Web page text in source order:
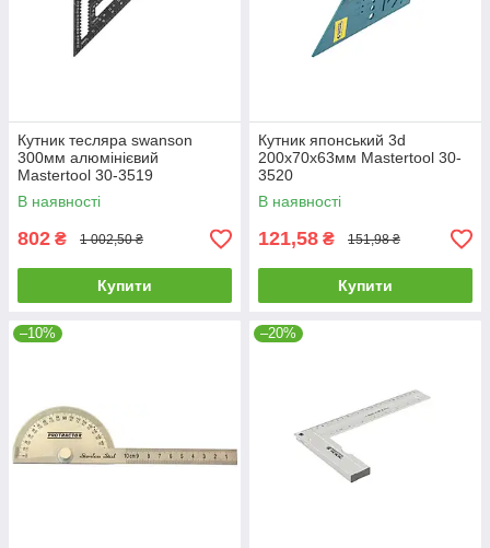
Кутник тесляра swanson
300мм алюмінієвий
Mastertool 30-3519
В наявності
802 ₴ 1 002,50 ₴
Купити
Кутник японський 3d
200х70х63мм Mastertool 30-
3520
В наявності
121,58 ₴ 151,98 ₴
Купити
–10% –20%